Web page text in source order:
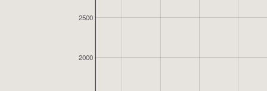
2000
2500